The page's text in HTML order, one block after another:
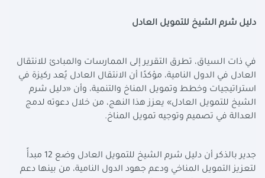
دليل شرم الشيخ للتمويل العادل
في ذات السياق، تطرق التقرير إلى الممارسات والمبادئ للانتقال
العادل في الدول النامية، مؤكدًا أن الانتقال العادل يُعد ركيزة في
استراتيجيات وخطط وتمويل المناخ والتنمية، وأن «دليل شرم
الشيخ للتمويل العادل» يعزز هذا النهج، من خلال دعوته لدمج
العدالة في تصميم وتوجيه تمويل المناخ.
جدير بالذكر أن دليل شرم الشيخ للتمويل العادل وضع 12 مبدأً
لتعزيز التمويل المناخي ودعم جهود الدول النامية، من بينها دعم